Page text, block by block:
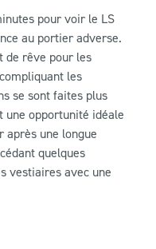
pour voir le LS
au portier adverse.
de rêve pour les
les
se sont faites plus
une opportunité idéale
après une longue
quelques
vestiaires avec une